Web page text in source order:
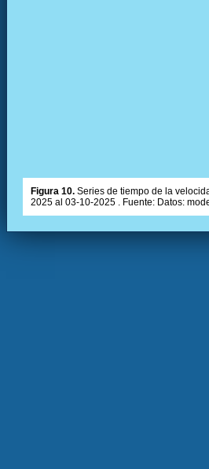
Figura 10. Series de tiempo de la
2025 al 03-10-2025 . Fuente: Datos: